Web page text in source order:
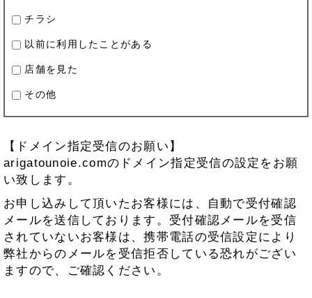
チラシ
以前に利用したことがある
店舗を見た
その他
【ドメイン指定受信のお願い】
arigatounoie.comのドメイン指定受信の設定をお願
い致します。
お申し込みして頂いたお客様には、自動で受付確認
メールを送信しております。受付確認メールを受信
されていないお客様は、携帯電話の受信設定により
弊社からのメールを受信拒否している恐れがござい
ますので、ご確認ください。